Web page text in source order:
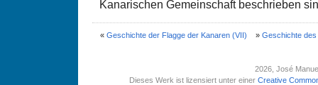
Kanarischen Gemeinschaft beschrieben
« Geschichte der Flagge der Kanaren (VII) » Geschichte
2026 , José
Dieses Werk ist lizensiert unter einer Creative